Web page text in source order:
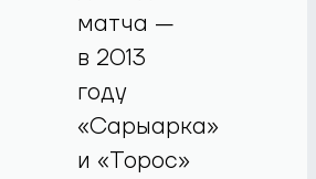
матча —
в 2013
году
«Сарыарка»
и «Торос»